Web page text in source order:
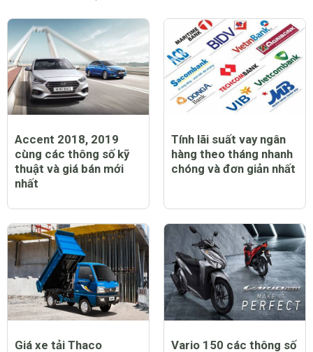
Đăng
CHỦ ĐỀ NỔI BẬT
Accent 2018, 2019
cùng các thông số kỹ
thuật và giá bán mới
nhất
Tính lãi suất vay ngân
hàng theo tháng nhanh
chóng và đơn giản nhất